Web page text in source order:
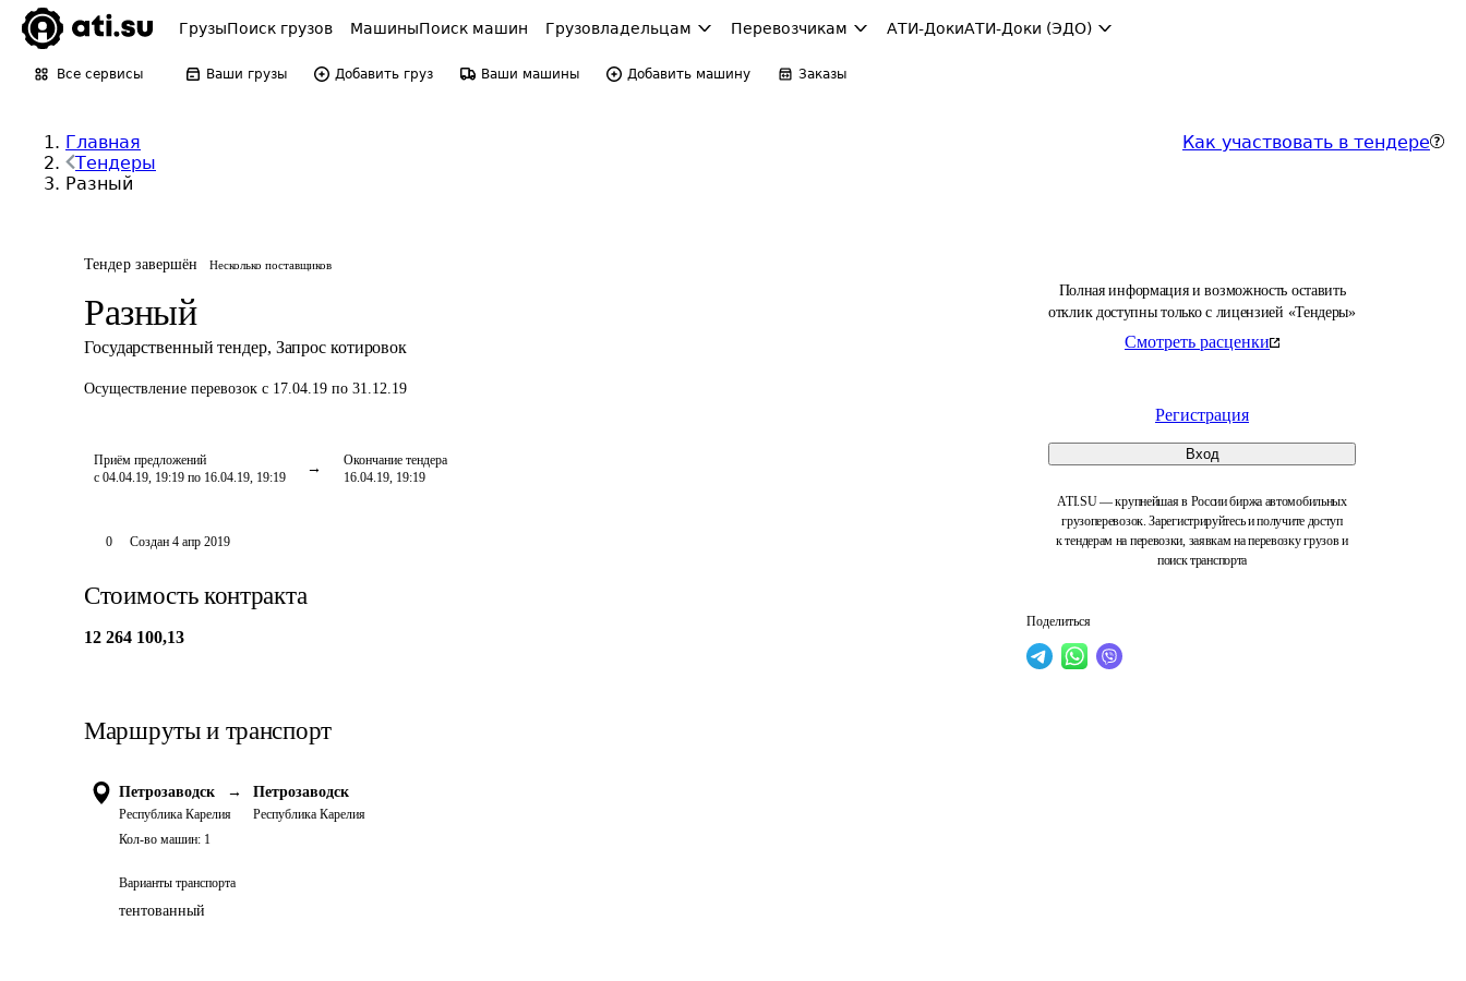
ГрузыПоиск грузов МашиныПоиск машин Грузовладельцам Перевозчикам АТИ-ДокиАТИ-Доки (ЭДО)
Все сервисы Ваши грузы Добавить груз Ваши машины Добавить машину Заказы
Главная
Тендеры
Разный
Как участвовать в тендере
Тендер завершён Несколько поставщиков
Разный
Государственный тендер, Запрос котировок
Осуществление перевозок с 17.04.19 по 31.12.19
Приём предложений
с 04.04.19, 19:19 по 16.04.19, 19:19
Окончание тендера
16.04.19, 19:19
Полная информация и возможность оставить
отклик доступны только с лицензией «Тендеры»
Смотреть расценки
Регистрация
Вход
ATI.SU — крупнейшая в России биржа автомобильных
грузоперевозок. Зарегистрируйтесь и получите доступ
к тендерам на перевозки, заявкам на перевозку грузов и
поиск транспорта
Поделиться
0 Создан 4 апр 2019
Стоимость контракта
12 264 100,13
Маршруты и транспорт
Петрозаводск →
Республика Карелия
Петрозаводск
Республика Карелия
Кол-во машин: 1
Варианты транспорта
тентованный